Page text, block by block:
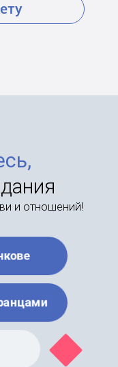
и отношений!